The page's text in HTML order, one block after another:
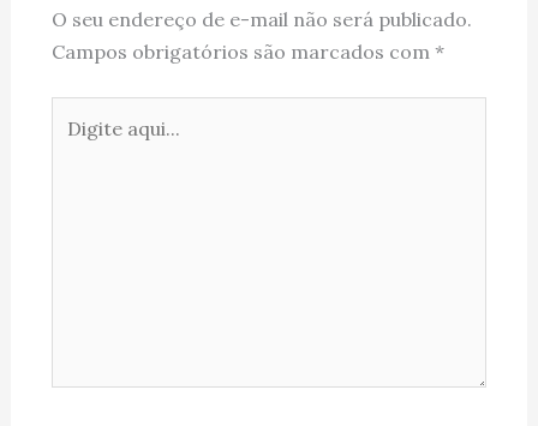
O seu endereço de e-mail não será publicado.
Campos obrigatórios são marcados com *
aqui...